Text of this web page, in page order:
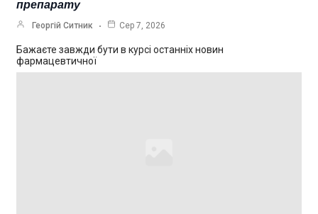
препарату
Георгій Ситник Сер 7, 2026
Бажаєте завжди бути в курсі останніх новин
фармацевтичної